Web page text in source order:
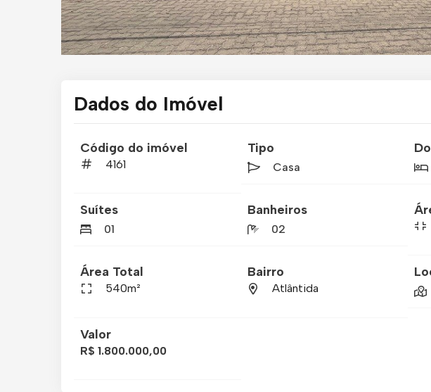
Dados do Imóvel
Código do imóvel
4161
Tipo
Casa
Suítes
01
Banheiros
02
Área Total
540m²
Bairro
Atlântida
Valor
R$ 1.800.000,00